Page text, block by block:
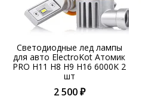
Светодиодные лед лампы
для авто ElectroKot Атомик
PRO H11 H8 H9 H16 6000K 2
шт
2 500 ₽